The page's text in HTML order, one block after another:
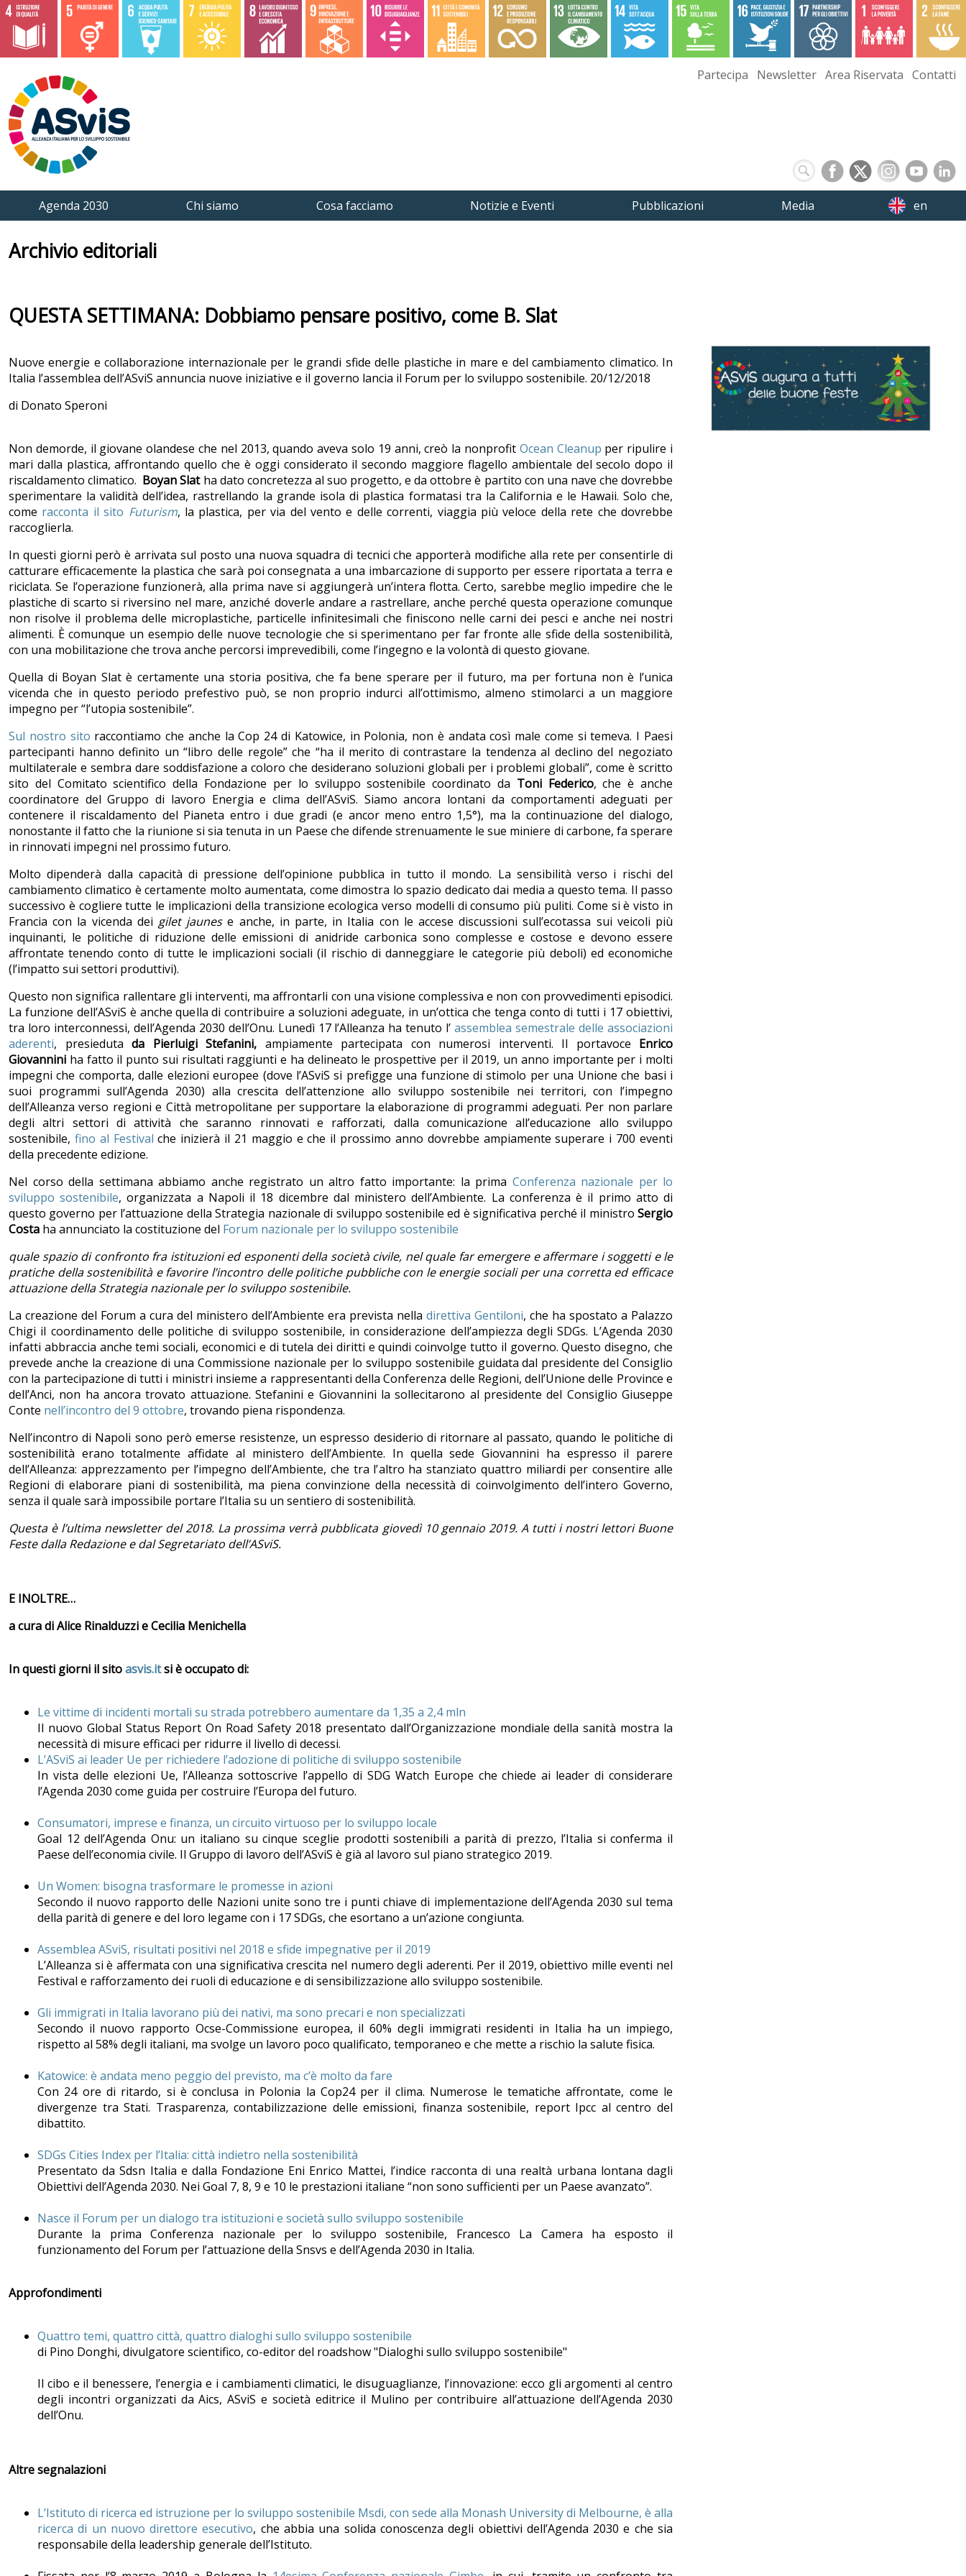
Partecipa Newsletter Area Riservata Contatti
Agenda 2030 Chi siamo Cosa facciamo Notizie e Eventi Pubblicazioni Media en
Archivio editoriali
QUESTA SETTIMANA: Dobbiamo pensare positivo, come B. Slat
Nuove energie e collaborazione internazionale per le grandi sfide delle plastiche in mare e del cambiamento climatico. In
Italia l’assemblea dell’ASviS annuncia nuove iniziative e il governo lancia il Forum per lo sviluppo sostenibile. 20/12/2018
di Donato Speroni
Non demorde, il giovane olandese che nel 2013, quando aveva solo 19 anni, creò la nonprofit Ocean Cleanup per ripulire i
mari dalla plastica, affrontando quello che è oggi considerato il secondo maggiore flagello ambientale del secolo dopo il
riscaldamento climatico. Boyan Slatha dato concretezza al suo progetto, e da ottobre è partito con una nave che dovrebbe
sperimentare la validità dell’idea, rastrellando la grande isola di plastica formatasi tra la California e le Hawaii. Solo che,
come racconta il sito Futurism, la plastica, per via del vento e delle correnti, viaggia più veloce della rete che dovrebbe
raccoglierla.
In questi giorni però è arrivata sul posto una nuova squadra di tecnici che apporterà modifiche alla rete per consentirle di
catturare efficacemente la plastica che sarà poi consegnata a una imbarcazione di supporto per essere riportata a terra e
riciclata. Se l’operazione funzionerà, alla prima nave si aggiungerà un’intera flotta. Certo, sarebbe meglio impedire che le
plastiche di scarto si riversino nel mare, anziché doverle andare a rastrellare, anche perché questa operazione comunque
non risolve il problema delle microplastiche, particelle infinitesimali che finiscono nelle carni dei pesci e anche nei nostri
alimenti. È comunque un esempio delle nuove tecnologie che si sperimentano per far fronte alle sfide della sostenibilità,
con una mobilitazione che trova anche percorsi imprevedibili, come l’ingegno e la volontà di questo giovane.
Quella di Boyan Slat è certamente una storia positiva, che fa bene sperare per il futuro, ma per fortuna non è l’unica
vicenda che in questo periodo prefestivo può, se non proprio indurci all’ottimismo, almeno stimolarci a un maggiore
impegno per “l’utopia sostenibile”.
Sul nostro sito raccontiamo che anche la Cop 24 di Katowice, in Polonia, non è andata così male come si temeva. I Paesi
partecipanti hanno definito un “libro delle regole” che “ha il merito di contrastare la tendenza al declino del negoziato
multilaterale e sembra dare soddisfazione a coloro che desiderano soluzioni globali per i problemi globali”, come è scritto
sito del Comitato scientifico della Fondazione per lo sviluppo sostenibile coordinato da Toni Federico, che è anche
coordinatore del Gruppo di lavoro Energia e clima dell’ASviS. Siamo ancora lontani da comportamenti adeguati per
contenere il riscaldamento del Pianeta entro i due gradi (e ancor meno entro 1,5°), ma la continuazione del dialogo,
nonostante il fatto che la riunione si sia tenuta in un Paese che difende strenuamente le sue miniere di carbone, fa sperare
in rinnovati impegni nel prossimo futuro.
Molto dipenderà dalla capacità di pressione dell’opinione pubblica in tutto il mondo. La sensibilità verso i rischi del
cambiamento climatico è certamente molto aumentata, come dimostra lo spazio dedicato dai media a questo tema. Il passo
successivo è cogliere tutte le implicazioni della transizione ecologica verso modelli di consumo più puliti. Come si è visto in
Francia con la vicenda dei gilet jaunese anche, in parte, in Italia con le accese discussioni sull’ecotassa sui veicoli più
inquinanti, le politiche di riduzione delle emissioni di anidride carbonica sono complesse e costose e devono essere
affrontate tenendo conto di tutte le implicazioni sociali (il rischio di danneggiare le categorie più deboli) ed economiche
(l’impatto sui settori produttivi).
Questo non significa rallentare gli interventi, ma affrontarli con una visione complessiva e non con provvedimenti episodici.
La funzione dell’ASviS è anche quella di contribuire a soluzioni adeguate, in un’ottica che tenga conto di tutti i 17 obiettivi,
tra loro interconnessi, dell’Agenda 2030 dell’Onu. Lunedì 17 l’Alleanza ha tenuto l’assemblea semestrale delle associazioni
aderenti, presieduta da Pierluigi Stefanini, ampiamente partecipata con numerosi interventi. Il portavoce Enrico
Giovannini ha fatto il punto sui risultati raggiunti e ha delineato le prospettive per il 2019, un anno importante per i molti
impegni che comporta, dalle elezioni europee (dove l’ASviS si prefigge una funzione di stimolo per una Unione che basi i
suoi programmi sull’Agenda 2030) alla crescita dell’attenzione allo sviluppo sostenibile nei territori, con l’impegno
dell’Alleanza verso regioni e Città metropolitane per supportare la elaborazione di programmi adeguati. Per non parlare
degli altri settori di attività che saranno rinnovati e rafforzati, dalla comunicazione all’educazione allo sviluppo
sostenibile, fino al Festival che inizierà il 21 maggio e che il prossimo anno dovrebbe ampiamente superare i 700 eventi
della precedente edizione.
Nel corso della settimana abbiamo anche registrato un altro fatto importante: la prima Conferenza nazionale per lo
sviluppo sostenibile, organizzata a Napoli il 18 dicembre dal ministero dell’Ambiente. La conferenza è il primo atto di
questo governo per l’attuazione della Strategia nazionale di sviluppo sostenibile ed è significativa perché il ministro Sergio
Costa ha annunciato la costituzione del Forum nazionale per lo sviluppo sostenibile
quale spazio di confronto fra istituzioni ed esponenti della società civile, nel quale far emergere e affermare i soggetti e le
pratiche della sostenibilità e favorire l’incontro delle politiche pubbliche con le energie sociali per una corretta ed efficace
attuazione della Strategia nazionale per lo sviluppo sostenibile.
La creazione del Forum a cura del ministero dell’Ambiente era prevista nella direttiva Gentiloni, che ha spostato a Palazzo
Chigi il coordinamento delle politiche di sviluppo sostenibile, in considerazione dell’ampiezza degli SDGs. L’Agenda 2030
infatti abbraccia anche temi sociali, economici e di tutela dei diritti e quindi coinvolge tutto il governo. Questo disegno, che
prevede anche la creazione di una Commissione nazionale per lo sviluppo sostenibile guidata dal presidente del Consiglio
con la partecipazione di tutti i ministri insieme a rappresentanti della Conferenza delle Regioni, dell’Unione delle Province e
dell’Anci, non ha ancora trovato attuazione. Stefanini e Giovannini la sollecitarono al presidente del Consiglio Giuseppe
Conte nell’incontro del 9 ottobre, trovando piena rispondenza.
Nell’incontro di Napoli sono però emerse resistenze, un espresso desiderio di ritornare al passato, quando le politiche di
sostenibilità erano totalmente affidate al ministero dell’Ambiente. In quella sede Giovannini ha espresso il parere
dell’Alleanza: apprezzamento per l’impegno dell’Ambiente, che tra l’altro ha stanziato quattro miliardi per consentire alle
Regioni di elaborare piani di sostenibilità, ma piena convinzione della necessità di coinvolgimento dell’intero Governo,
senza il quale sarà impossibile portare l’Italia su un sentiero di sostenibilità.
Questa è l’ultima newsletter del 2018. La prossima verrà pubblicata giovedì 10 gennaio 2019. A tutti i nostri lettori Buone
Feste dalla Redazione e dal Segretariato dell’ASviS.
E INOLTRE…
a cura di Alice Rinalduzzi e Cecilia Menichella
In questi giorni il sitoasvis.itsi è occupato di:
Le vittime di incidenti mortali su strada potrebbero aumentare da 1,35 a 2,4 mln
Il nuovo Global Status Report On Road Safety 2018 presentato dall’Organizzazione mondiale della sanità mostra la
necessità di misure efficaci per ridurre il livello di decessi.
L’ASviS ai leader Ue per richiedere l’adozione di politiche di sviluppo sostenibile
In vista delle elezioni Ue, l’Alleanza sottoscrive l’appello di SDG Watch Europe che chiede ai leader di considerare
l’Agenda 2030 come guida per costruire l’Europa del futuro.
Consumatori, imprese e finanza, un circuito virtuoso per lo sviluppo locale
Goal 12 dell’Agenda Onu: un italiano su cinque sceglie prodotti sostenibili a parità di prezzo, l’Italia si conferma il
Paese dell’economia civile. Il Gruppo di lavoro dell’ASviS è già al lavoro sul piano strategico 2019.
Un Women: bisogna trasformare le promesse in azioni
Secondo il nuovo rapporto delle Nazioni unite sono tre i punti chiave di implementazione dell’Agenda 2030 sul tema
della parità di genere e del loro legame con i 17 SDGs, che esortano a un’azione congiunta.
Assemblea ASviS, risultati positivi nel 2018 e sfide impegnative per il 2019
L’Alleanza si è affermata con una significativa crescita nel numero degli aderenti. Per il 2019, obiettivo mille eventi nel
Festival e rafforzamento dei ruoli di educazione e di sensibilizzazione allo sviluppo sostenibile.
Gli immigrati in Italia lavorano più dei nativi, ma sono precari e non specializzati
Secondo il nuovo rapporto Ocse-Commissione europea, il 60% degli immigrati residenti in Italia ha un impiego,
rispetto al 58% degli italiani, ma svolge un lavoro poco qualificato, temporaneo e che mette a rischio la salute fisica.
Katowice: è andata meno peggio del previsto, ma c’è molto da fare
Con 24 ore di ritardo, si è conclusa in Polonia la Cop24 per il clima. Numerose le tematiche affrontate, come le
divergenze tra Stati. Trasparenza, contabilizzazione delle emissioni, finanza sostenibile, report Ipcc al centro del
dibattito.
SDGs Cities Index per l’Italia: città indietro nella sostenibilità
Presentato da Sdsn Italia e dalla Fondazione Eni Enrico Mattei, l’indice racconta di una realtà urbana lontana dagli
Obiettivi dell’Agenda 2030. Nei Goal 7, 8, 9 e 10 le prestazioni italiane “non sono sufficienti per un Paese avanzato”.
Nasce il Forum per un dialogo tra istituzioni e società sullo sviluppo sostenibile
Durante la prima Conferenza nazionale per lo sviluppo sostenibile, Francesco La Camera ha esposto il
funzionamento del Forum per l’attuazione della Snsvs e dell’Agenda 2030 in Italia.
Approfondimenti
Quattro temi, quattro città, quattro dialoghi sullo sviluppo sostenibile
di Pino Donghi, divulgatore scientifico, co-editor del roadshow "Dialoghi sullo sviluppo sostenibile"
Il cibo e il benessere, l’energia e i cambiamenti climatici, le disuguaglianze, l’innovazione: ecco gli argomenti al centro
degli incontri organizzati da Aics, ASviS e società editrice il Mulino per contribuire all’attuazione dell’Agenda 2030
dell’Onu.
Altre segnalazioni
L’Istituto di ricerca ed istruzione per lo sviluppo sostenibile Msdi, con sede alla Monash University di Melbourne, è alla
ricerca di un nuovo direttore esecutivo, che abbia una solida conoscenza degli obiettivi dell’Agenda 2030 e che sia
responsabile della leadership generale dell’Istituto.